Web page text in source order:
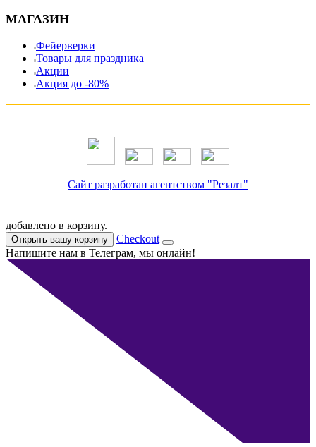
МАГАЗИН
Фейерверки
Товары для праздника
Акции
Акция до -80%
Сайт разработан агентством "Резалт"
добавлено в корзину.
Открыть вашу корзину
Checkout
Напишите нам в Телеграм, мы онлайн!